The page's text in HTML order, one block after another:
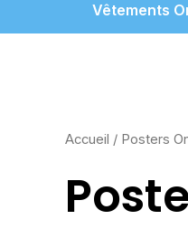
Vêtements
Accueil / Posters